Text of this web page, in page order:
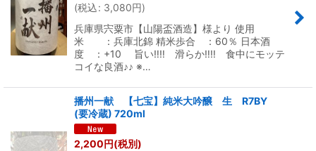
(税込: 3,080円)
兵庫県宍粟市【山陽盃酒造】様より 使用
米 ：兵庫北錦 精米歩合 ：60％ 日本酒
度 ：+10 旨い‼︎‼︎ 滑らか‼︎‼︎ 食中にモッテ
コイな良酒♪♪ ※…
播州一献 【七宝】純米大吟醸 生 R7BY
(要冷蔵) 720ml
2,200円(税別)